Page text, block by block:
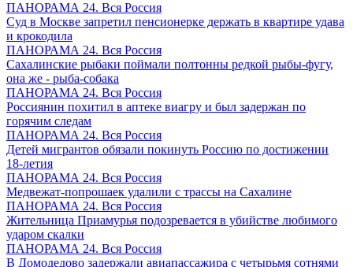
ПАНОРАМА 24. Вся Россия
Суд в Москве запретил пенсионерке держать в квартире удава
и крокодила
ПАНОРАМА 24. Вся Россия
Сахалинские рыбаки поймали полтонны редкой рыбы-фугу,
она же - рыба-собака
ПАНОРАМА 24. Вся Россия
Россиянин похитил в аптеке виагру и был задержан по
горячим следам
ПАНОРАМА 24. Вся Россия
Детей мигрантов обязали покинуть Россию по достижении
18-летия
ПАНОРАМА 24. Вся Россия
Медвежат-попрошаек удалили с трассы на Сахалине
ПАНОРАМА 24. Вся Россия
Жительница Приамурья подозревается в убийстве любимого
ударом скалки
ПАНОРАМА 24. Вся Россия
В Домодедово задержали авиапассажира с четырьмя сотнями